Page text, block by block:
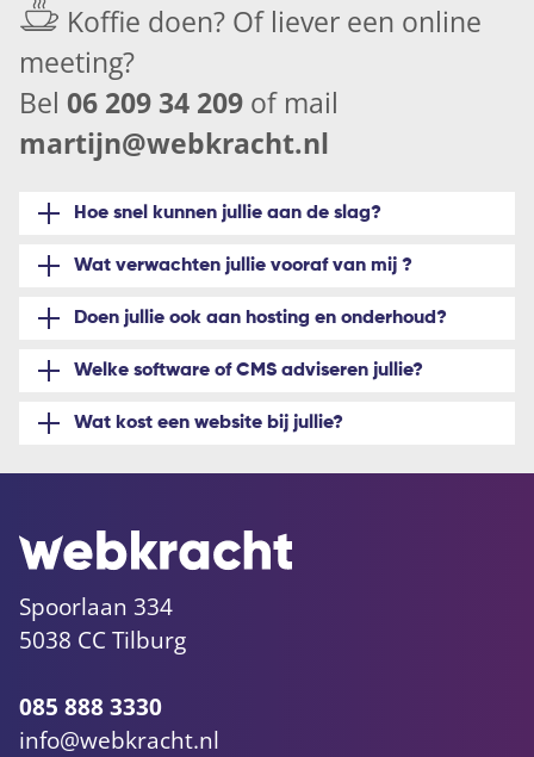
Koffie doen? Of liever een online
meeting?
Bel 06 209 34 209 of mail
martijn@webkracht.nl
Hoe snel kunnen jullie aan de slag?
Wat verwachten jullie vooraf van mij ?
Doen jullie ook aan hosting en onderhoud?
Welke software of CMS adviseren jullie?
Wat kost een website bij jullie?
Spoorlaan 334
5038 CC Tilburg
085 888 3330
info@webkracht.nl